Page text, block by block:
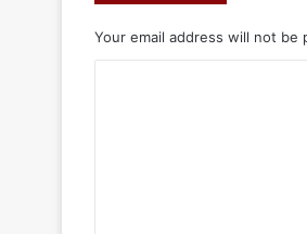
Your email address will not be